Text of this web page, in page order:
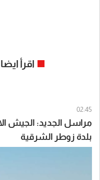
اقرأ
02:45
مراسل الجديد: الجيش
بلدة زوطر الشرقية